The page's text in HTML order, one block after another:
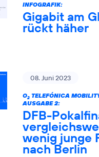
INFOGRAFIK:
Gigabit am
rückt häher
08. Juni 2023
O2TELEFÓNICA
AUSGABE 2:
DFB-
wenig junge
nach Berlin